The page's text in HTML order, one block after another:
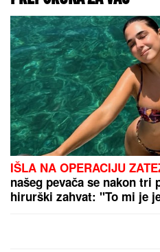
IŠLA NA OPERACIJU
našeg pevača se nakon tri
hirurški zahvat: "To mi je